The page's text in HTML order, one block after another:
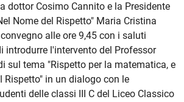
dottor Cosimo Cannito e la Presidente
Nome del Rispetto" Maria Cristina
alle ore 9,45 con i saluti
introdurre l'intervento del Professor
sul tema "Rispetto per la matematica, e
Rispetto" in un dialogo con le
delle classi III C del Liceo Classico